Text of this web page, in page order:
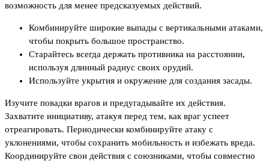
возможность для менее предсказуемых действий.
Комбинируйте широкие выпады с вертикальными атаками,
чтобы покрыть большое пространство.
Старайтесь всегда держать противника на расстоянии,
используя длинный радиус своих орудий.
Используйте укрытия и окружение для создания засады.
Изучите повадки врагов и предугадывайте их действия.
Захватите инициативу, атакуя перед тем, как враг успеет
отреагировать. Периодически комбинируйте атаку с
уклонениями, чтобы сохранить мобильность и избежать вреда.
Координируйте свои действия с союзниками, чтобы совместно